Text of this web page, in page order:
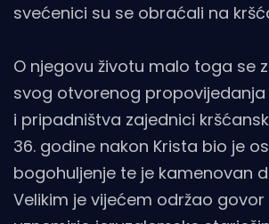
svećenici su se obraćali na
O njegovu životu malo toga se
svog otvorenog propovijedanja
i pripadništva zajednici
36. godine nakon Krista bio je
bogohuljenje te je kamenovan
Velikim je vijećem održao govor